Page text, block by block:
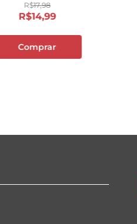
R$17,98
R$14,99
Comprar